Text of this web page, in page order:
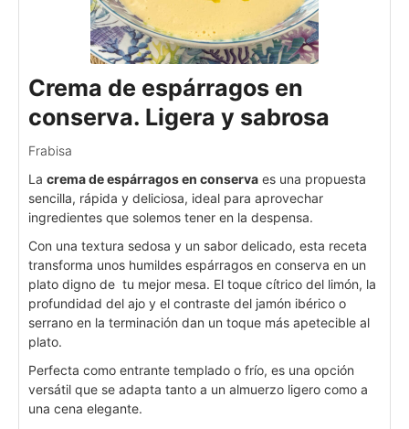
Crema de espárragos en
conserva. Ligera y sabrosa
Frabisa
La crema de espárragos en conserva es una propuesta
sencilla, rápida y deliciosa, ideal para aprovechar
ingredientes que solemos tener en la despensa.
Con una textura sedosa y un sabor delicado, esta receta
transforma unos humildes espárragos en conserva en un
plato digno de tu mejor mesa. El toque cítrico del limón, la
profundidad del ajo y el contraste del jamón ibérico o
serrano en la terminación dan un toque más apetecible al
plato.
Perfecta como entrante templado o frío, es una opción
versátil que se adapta tanto a un almuerzo ligero como a
una cena elegante.